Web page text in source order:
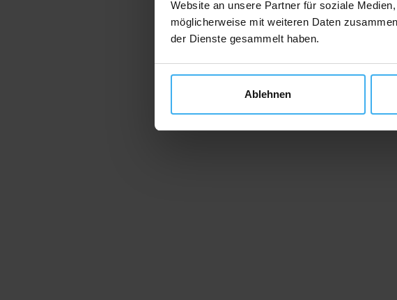
Website an unsere Partner für soziale
möglicherweise mit weiteren Daten
der Dienste gesammelt haben.
Ablehnen